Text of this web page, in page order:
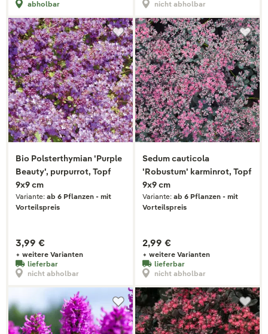
abholbar
nicht abholbar
Bio Polsterthymian 'Purple
Beauty', purpurrot, Topf
9x9 cm
Variante: ab 6 Pflanzen - mit
Vorteilspreis
3,99 €
+ weitere Varianten
lieferbar
nicht abholbar
Sedum cauticola
'Robustum' karminrot, Topf
9x9 cm
Variante: ab 6 Pflanzen - mit
Vorteilspreis
2,99 €
+ weitere Varianten
lieferbar
nicht abholbar